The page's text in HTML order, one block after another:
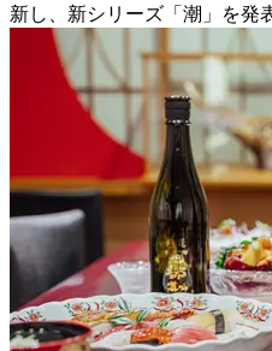
新し、新シリーズ「潮」を発